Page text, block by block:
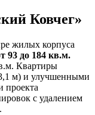
Ковчег»
жилых корпуса
93 до 184 кв.м.
Квартиры
м) и улучшенными
проекта
с удалением